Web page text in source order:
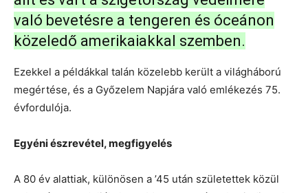
való bevetésre a tengeren és óceánon
közeledő amerikaiakkal szemben.
Ezekkel a példákkal talán közelebb került a világháború
megértése, és a Győzelem Napjára való emlékezés 75.
évfordulója.
Egyéni észrevétel, megfigyelés
A 80 év alattiak, különösen a ’45 után születettek közül